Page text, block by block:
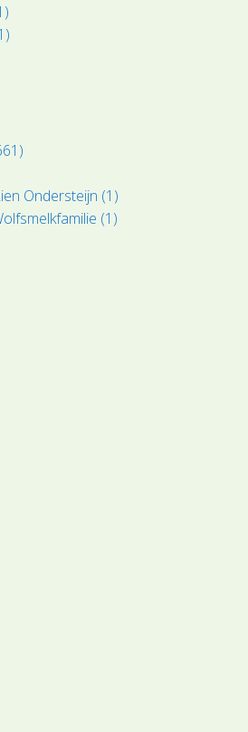
Ondersteijn (1)
(1)